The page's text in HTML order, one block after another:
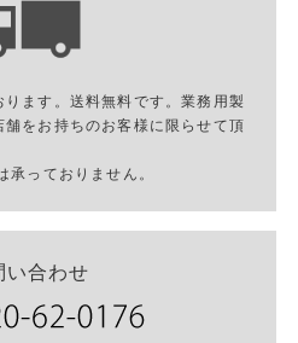
ます。送料無料です。業務用製
をお持ちのお客様に限らせて頂
承っておりません。
い合わせ